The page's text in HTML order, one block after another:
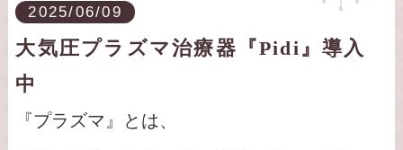
歯石除去、去勢手術、避妊手術にも対応して
います（予約制）
最新の医療機器、プラズマ治療も可能です。
お気軽にお問合せください。
2025/06/09
大気圧プラズマ治療器『Pidi』導入
中
『プラズマ』とは、